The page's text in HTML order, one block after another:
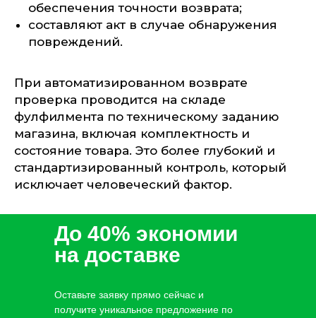
обеспечения точности возврата;
составляют акт в случае обнаружения
повреждений.
При автоматизированном возврате
проверка проводится на складе
фулфилмента по техническому заданию
магазина, включая комплектность и
состояние товара. Это более глубокий и
стандартизированный контроль, который
исключает человеческий фактор.
До 40% экономии
на доставке
Оставьте заявку прямо сейчас и
получите уникальное предложение по